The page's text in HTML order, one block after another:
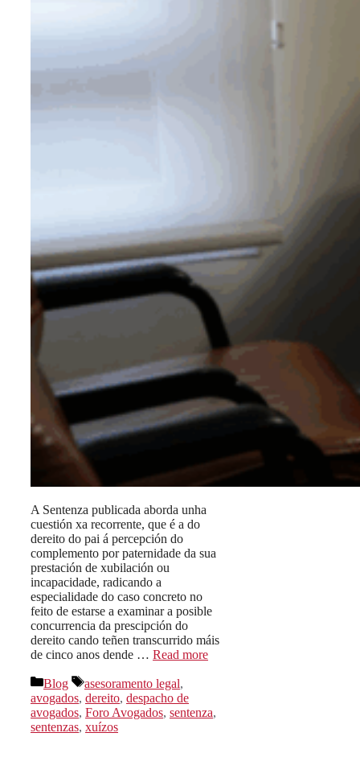
A Sentenza publicada aborda unha
cuestión xa recorrente, que é a do
dereito do pai á percepción do
complemento por paternidade da sua
prestación de xubilación ou
incapacidade, radicando a
especialidade do caso concreto no
feito de estarse a examinar a posible
concurrencia da prescipción do
dereito cando teñen transcurrido máis
de cinco anos dende … Read more
Categorías
Blog Etiquetas
asesoramento legal,
avogados, dereito, despacho de
avogados, Foro Avogados, sentenza,
sentenzas, xuízos